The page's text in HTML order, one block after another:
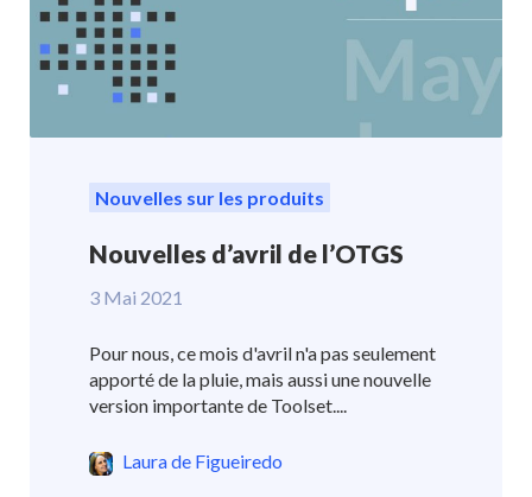
Nouvelles sur les produits
Nouvelles d’avril de l’OTGS
3 Mai 2021
Pour nous, ce mois d'avril n'a pas seulement
apporté de la pluie, mais aussi une nouvelle
version importante de Toolset....
Laura de Figueiredo